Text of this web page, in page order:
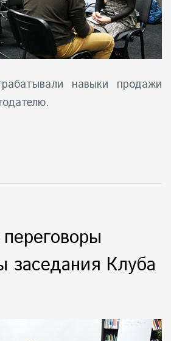
навыки продажи
заседания Клуба